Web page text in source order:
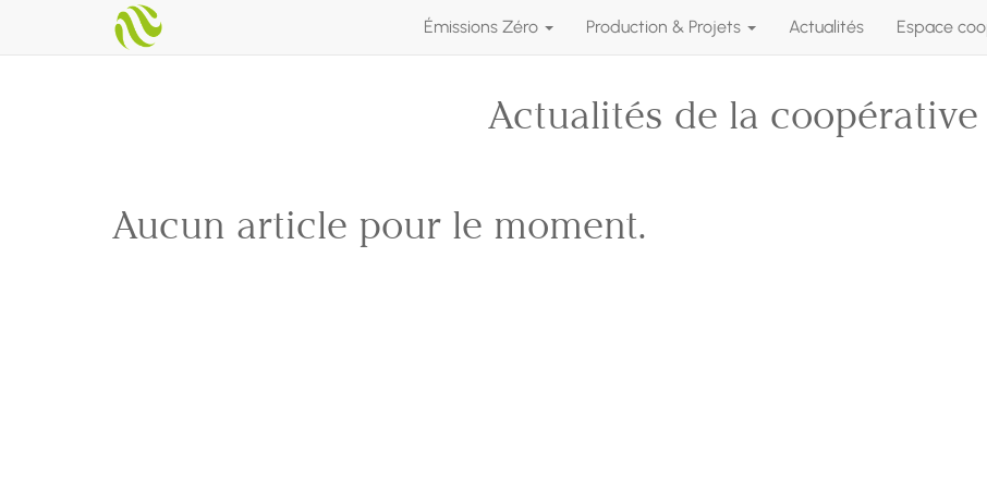
Émissions Zéro Production & Projets Actualités Espace
Actualités de la coopérative
Aucun article pour le moment.